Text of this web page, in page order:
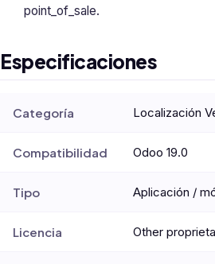
point_of_sale.
Especificaciones
Categoría Localización
Compatibilidad Odoo 19.0
Tipo Aplicación /
Licencia Other